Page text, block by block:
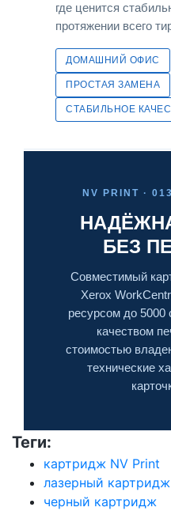
где ценится
протяжении всего
ДОМАШНИЙ ОФИС
ПРОСТАЯ ЗАМЕНА
СТАБИЛЬНОЕ
NV PRINT ·
БЕЗ
Совместимый
Xerox
ресурсом до 5000
качеством
стоимостью
технические
Теги:
картридж NV Print
лазерный картридж
черный картридж